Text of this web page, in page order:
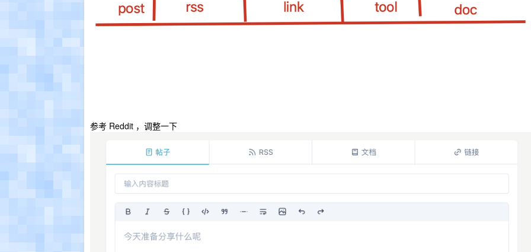
参考 Reddit ，调整一下